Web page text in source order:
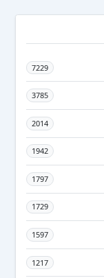
7229
3785
2014
1942
1797
1729
1597
1217